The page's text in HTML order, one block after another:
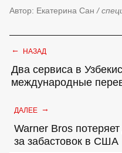
Автор: Екатерина Сан /
← НАЗАД
Два сервиса в
международные
ДАЛЕЕ →
Warner Bros
за забастовок в США